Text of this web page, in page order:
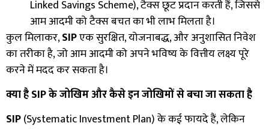
Linked Savings Scheme),टैक्स छूट प्रदान करती हैं,जिससे
आम आदमी को टैक्स बचत का भी लाभ मिलता है।
कुल मिलाकर,SIPएक सुरक्षित,योजनाबद्ध,और अनुशासित निवेश
का तरीका है,जो आम आदमी को अपने भविष्य के वित्तीय लक्ष्य पूरे
करने में मदद कर सकता है।
क्या हैSIPके जोखिम और कैसे इन जोखिमों से बचा जा सकता है
SIP(Systematic Investment Plan)के कई फायदे हैं,लेकिन